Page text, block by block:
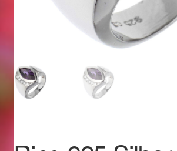
Geschenkideen für Weihnachten 2025
Halloween Schmuck online kaufen 2015
Halloween Schmuck online kaufen 2016
Halloween Schmuck online kaufen 2017